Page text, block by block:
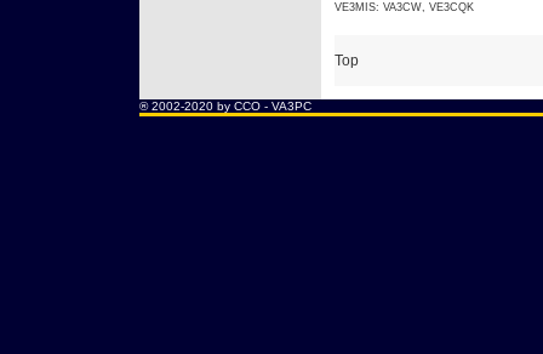
VE3MIS: VA3CW, VE3CQK
Top
® 2002-2020 by CCO - VA3PC